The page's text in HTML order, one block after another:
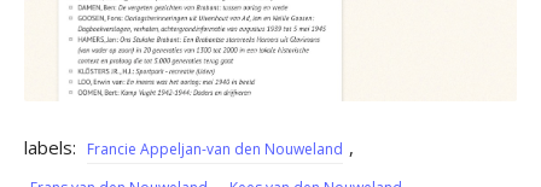
labels: Francie Appeljan-van den Nouweland ,